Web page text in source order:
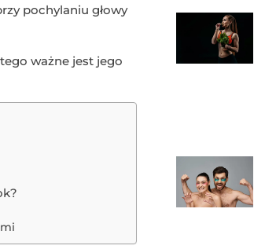
pochylaniu głowy
ważne jest jego